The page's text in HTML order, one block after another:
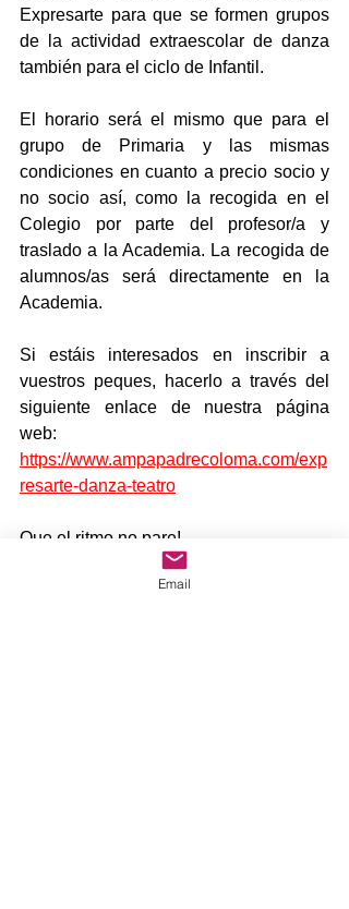
Expresarte para que se formen grupos
de la actividad extraescolar de danza
también para el ciclo de Infantil.
El horario será el mismo que para el
grupo de Primaria y las mismas
condiciones en cuanto a precio socio y
no socio así, como la recogida en el
Colegio por parte del profesor/a y
traslado a la Academia. La recogida de
alumnos/as será directamente en la
Academia.
Si estáis interesados en inscribir a
vuestros peques, hacerlo a través del
siguiente enlace de nuestra página
https://www.ampapadrecoloma.com/exp
resarte-danza-teatro
Que el ritmo no pare!
Email